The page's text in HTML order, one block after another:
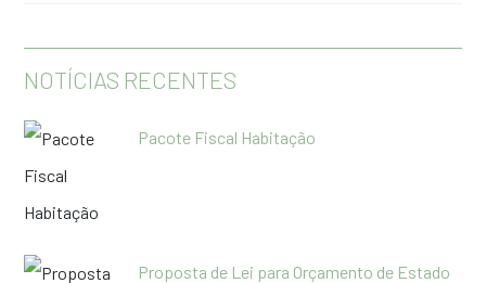
NOTÍCIAS RECENTES
Pacote Fiscal Habitação
Proposta de Lei para Orçamento de Estado